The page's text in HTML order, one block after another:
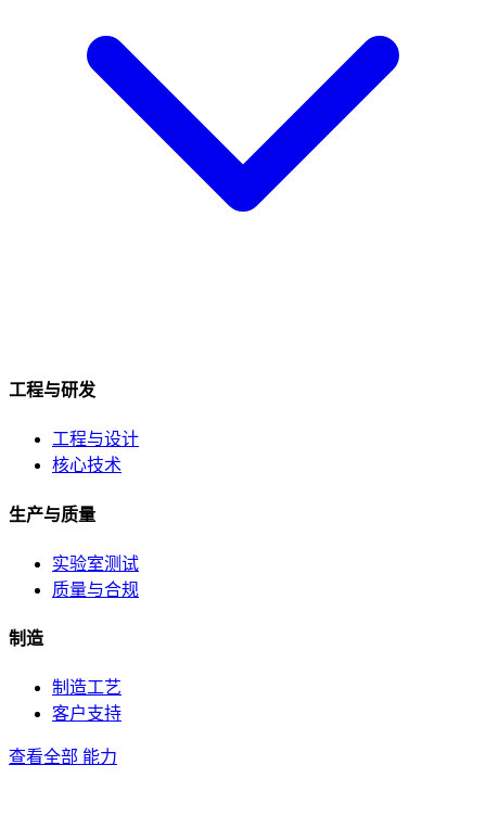
工程与研发
工程与设计
核心技术
生产与质量
实验室测试
质量与合规
制造
制造工艺
客户支持
查看全部 能力